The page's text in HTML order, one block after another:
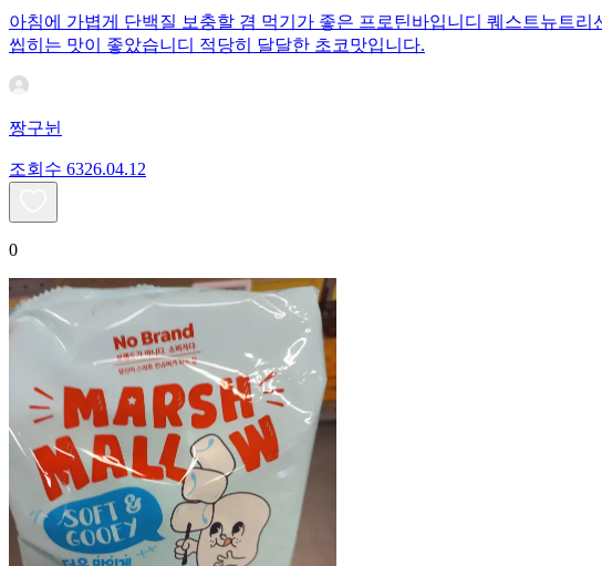
아침에 가볍게 단백질 보충할 겸 먹기가 좋은 프로틴바입니디 퀘스트뉴트
씹히는 맛이 좋았습니디 적당히 달달한 초코맛입니다.
짱구뉜
조회수 6326.04.12
0